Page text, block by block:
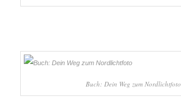
Buch: Dein Weg zum Nordlichtfoto